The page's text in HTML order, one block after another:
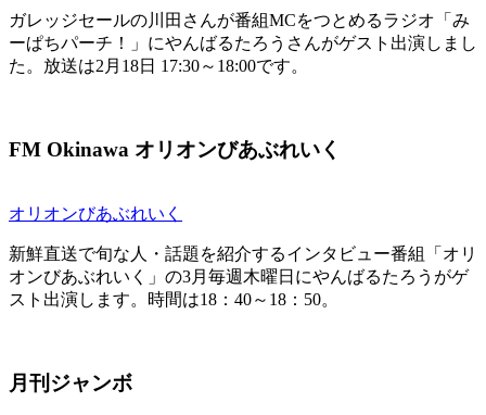
ガレッジセールの川田さんが番組MCをつとめるラジオ「み
ーぱちパーチ！」にやんばるたろうさんがゲスト出演しまし
た。放送は2月18日 17:30～18:00です。
FM Okinawa オリオンびあぶれいく
オリオンびあぶれいく
新鮮直送で旬な人・話題を紹介するインタビュー番組「オリ
オンびあぶれいく」の3月毎週木曜日にやんばるたろうがゲ
スト出演します。時間は18：40～18：50。
月刊ジャンボ